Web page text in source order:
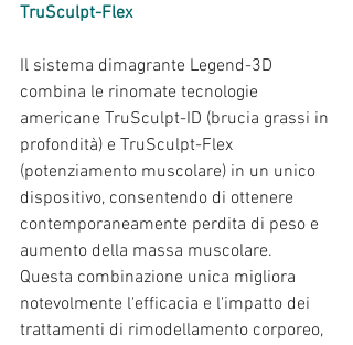
TruSculpt-Flex
Il sistema dimagrante Legend-3D
combina le rinomate tecnologie
americane TruSculpt-ID (brucia grassi in
profondità) e TruSculpt-Flex
(potenziamento muscolare) in un unico
dispositivo, consentendo di ottenere
contemporaneamente perdita di peso e
aumento della massa muscolare.
Questa combinazione unica migliora
notevolmente l'efficacia e l'impatto dei
trattamenti di rimodellamento corporeo,